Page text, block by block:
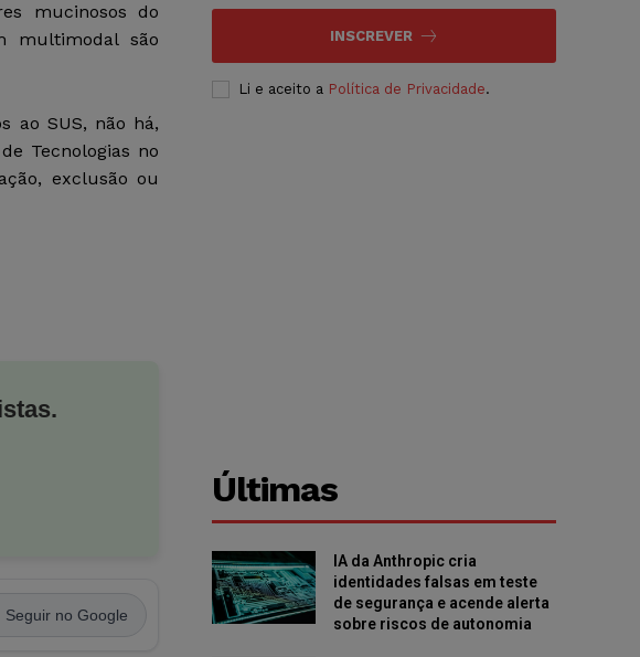
mucinosos do
multimodal são
ao SUS, não há,
Tecnologias no
exclusão ou
Seguir no Google
INSCREVER
Li e aceito a Política de Privacidade.
Últimas
IA da Anthropic cria
identidades falsas em teste
de segurança e acende alerta
sobre riscos de autonomia